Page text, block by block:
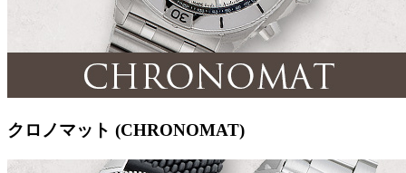
クロノマット (CHRONOMAT)